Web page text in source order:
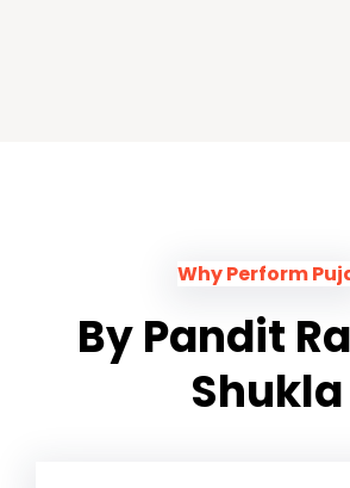
Why Perform
By Pandit
Shukla